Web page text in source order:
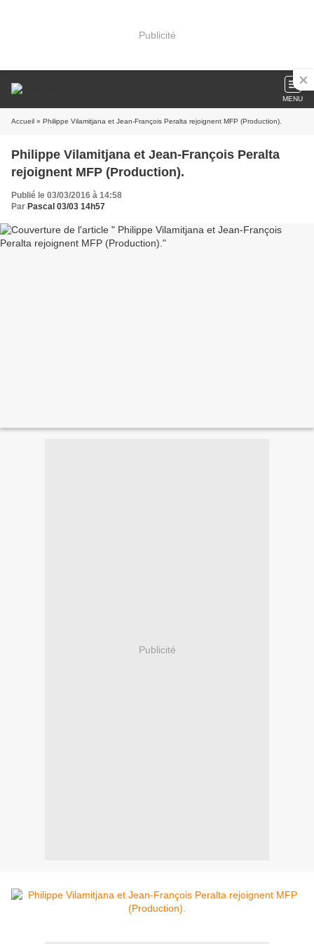
Publicité
MENU
Accueil » Philippe Vilamitjana et Jean-François Peralta rejoignent MFP (Production).
Philippe Vilamitjana et Jean-François Peralta
rejoignent MFP (Production).
Publié le 03/03/2016 à 14:58
Par Pascal 03/03 14h57
Publicité